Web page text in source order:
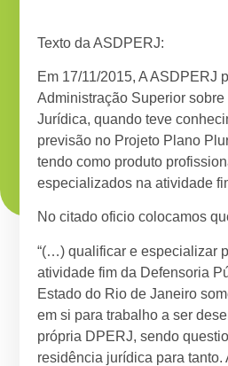
Texto da ASDPERJ:
Em 17/11/2015, A ASDPERJ
Administração Superior
Jurídica, quando teve
previsão no Projeto Plano
tendo como produto
especializados na atividade
No citado oficio colocamos
“(…) qualificar e especializar
atividade fim da Defensoria
Estado do Rio de Janeiro
em si para trabalho a ser
própria DPERJ, sendo
residência jurídica para tanto.